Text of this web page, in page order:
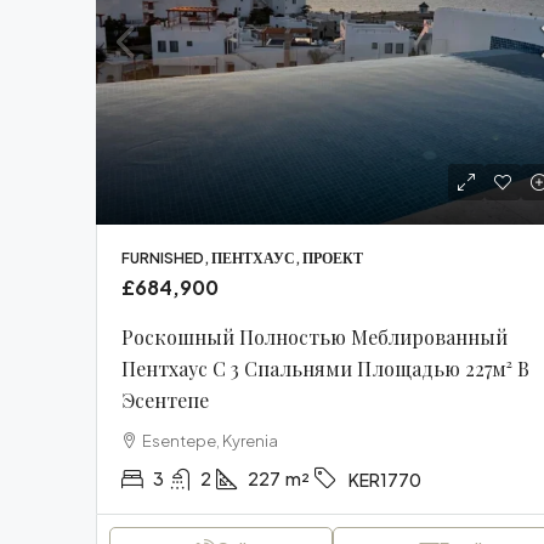
FURNISHED, ПЕНТХАУС, ПРОЕКТ
£684,900
Роскошный Полностью Меблированный
Пентхаус С 3 Спальнями Площадью 227м² В
Эсентепе
Esentepe, Kyrenia
3 2 227 m² KER1770